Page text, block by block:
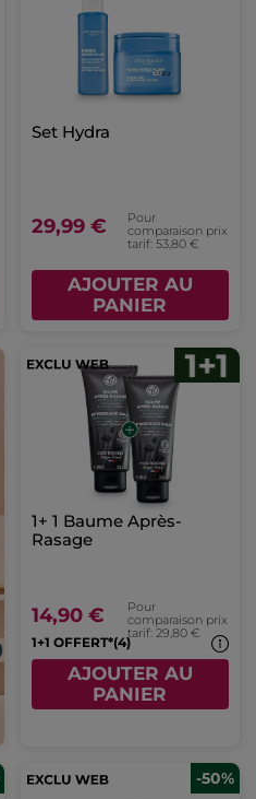
Set Hydra
29,99 €
Pour
comparaison prix
tarif: 53,80 €
AJOUTER AU
PANIER
1+ 1 Baume Après-
Rasage
14,90 €
Pour
comparaison prix
tarif: 29,80 €
1+1 OFFERT*(4)
AJOUTER AU
PANIER
-50%